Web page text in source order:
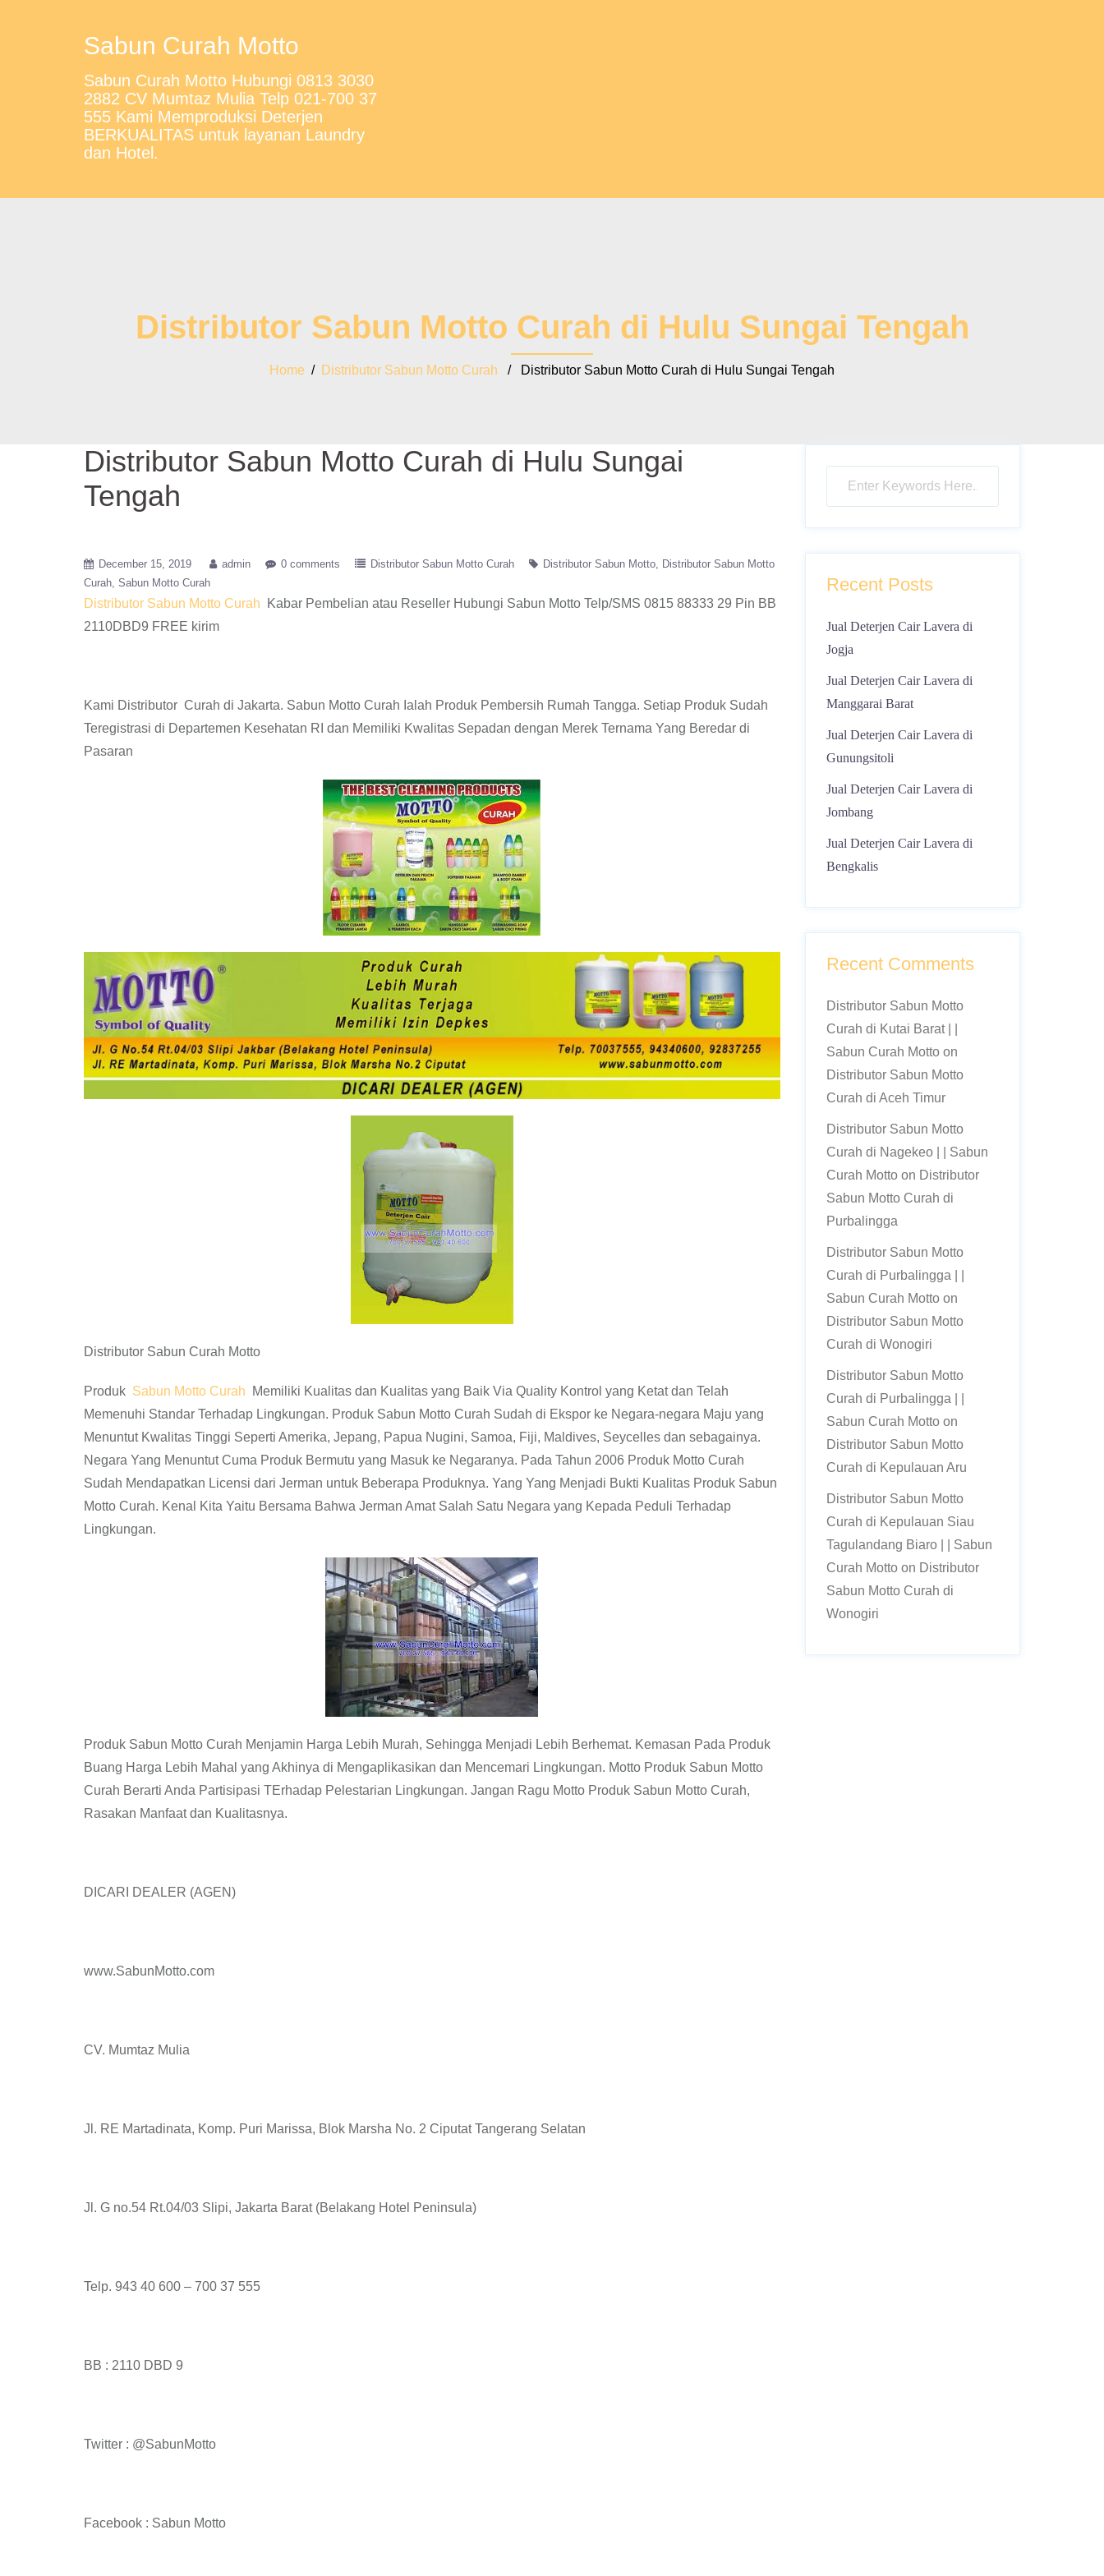
Sabun Curah Motto
Sabun Curah Motto Hubungi 0813 3030
2882 CV Mumtaz Mulia Telp 021-700 37
555 Kami Memproduksi Deterjen
BERKUALITAS untuk layanan Laundry
dan Hotel.
Distributor Sabun Motto Curah di Hulu Sungai Tengah
Home / Distributor Sabun Motto Curah / Distributor Sabun Motto Curah di Hulu Sungai Tengah
Distributor Sabun Motto Curah di Hulu Sungai
Tengah
December 15, 2019 admin 0 comments Distributor Sabun Motto Curah Distributor Sabun Motto
Distributor Sabun Motto
Curah Sabun Motto Curah
Distributor Sabun Motto Curah
Kabar Pembelian atau Reseller Hubungi Sabun Motto Telp/SMS 0815 88333 29 Pin BB
2110DBD9 FREE kirim
Kami Distributor Curah di Jakarta. Sabun Motto Curah Ialah Produk Pembersih Rumah Tangga. Setiap Produk Sudah
Teregistrasi di Departemen Kesehatan RI dan Memiliki Kwalitas Sepadan dengan Merek Ternama Yang Beredar di
Pasaran
Distributor Sabun Curah Motto
Produk Sabun Motto Curah
Memiliki Kualitas dan Kualitas yang Baik Via Quality Kontrol yang Ketat dan Telah
Memenuhi Standar Terhadap Lingkungan. Produk Sabun Motto Curah Sudah di Ekspor ke Negara-negara Maju yang
Menuntut Kwalitas Tinggi Seperti Amerika, Jepang, Papua Nugini, Samoa, Fiji, Maldives, Seycelles dan sebagainya.
Negara Yang Menuntut Cuma Produk Bermutu yang Masuk ke Negaranya. Pada Tahun 2006 Produk Motto Curah
Sudah Mendapatkan Licensi dari Jerman untuk Beberapa Produknya. Yang Yang Menjadi Bukti Kualitas Produk Sabun
Motto Curah. Kenal Kita Yaitu Bersama Bahwa Jerman Amat Salah Satu Negara yang Kepada Peduli Terhadap
Lingkungan.
Produk Sabun Motto Curah Menjamin Harga Lebih Murah, Sehingga Menjadi Lebih Berhemat. Kemasan Pada Produk
Buang Harga Lebih Mahal yang Akhinya di Mengaplikasikan dan Mencemari Lingkungan. Motto Produk Sabun Motto
Curah Berarti Anda Partisipasi TErhadap Pelestarian Lingkungan. Jangan Ragu Motto Produk Sabun Motto Curah,
Rasakan Manfaat dan Kualitasnya.
DICARI DEALER (AGEN)
www.SabunMotto.com
CV. Mumtaz Mulia
Jl. RE Martadinata, Komp. Puri Marissa, Blok Marsha No. 2 Ciputat Tangerang Selatan
Jl. G no.54 Rt.04/03 Slipi, Jakarta Barat (Belakang Hotel Peninsula)
Telp. 943 40 600 – 700 37 555
BB : 2110 DBD 9
Twitter : @SabunMotto
Facebook : Sabun Motto
Recent Posts
Jual Deterjen Cair Lavera di
Jogja
Jual Deterjen Cair Lavera di
Manggarai Barat
Jual Deterjen Cair Lavera di
Gunungsitoli
Jual Deterjen Cair Lavera di
Jombang
Jual Deterjen Cair Lavera di
Bengkalis
Recent Comments
Distributor Sabun Motto
Curah di Kutai Barat | |
Sabun Curah Mottoon
Distributor Sabun Motto
Curah di Aceh Timur
Distributor Sabun Motto
Curah di Nagekeo | | Sabun
Curah Mottoon Distributor
Sabun Motto Curah di
Purbalingga
Distributor Sabun Motto
Curah di Purbalingga | |
Sabun Curah Mottoon
Distributor Sabun Motto
Curah di Wonogiri
Distributor Sabun Motto
Curah di Purbalingga | |
Sabun Curah Mottoon
Distributor Sabun Motto
Curah di Kepulauan Aru
Distributor Sabun Motto
Curah di Kepulauan Siau
Tagulandang Biaro | | Sabun
Curah Mottoon Distributor
Sabun Motto Curah di
Wonogiri